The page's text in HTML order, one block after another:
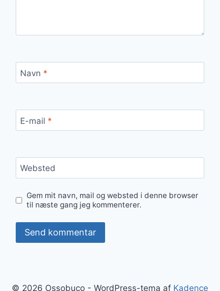
Navn *
E-mail *
Websted
Gem mit navn, mail og websted i denne browser
til næste gang jeg kommenterer.
© 2026 Ossobuco - WordPress-tema af Kadence